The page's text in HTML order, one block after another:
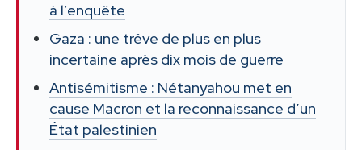
à l’enquête
Gaza : une trêve de plus en plus
incertaine après dix mois de guerre
Antisémitisme : Nétanyahou met en
cause Macron et la reconnaissance d’un
État palestinien